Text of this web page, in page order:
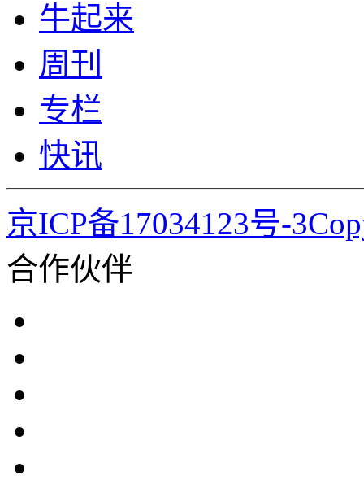
牛起来
周刊
专栏
快讯
京ICP备17034123号-
合作伙伴